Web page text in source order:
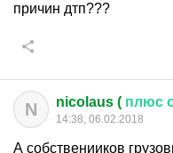
причин дтп???
N nicolaus ( плюс
14:38, 06.02.2018
А собственииков